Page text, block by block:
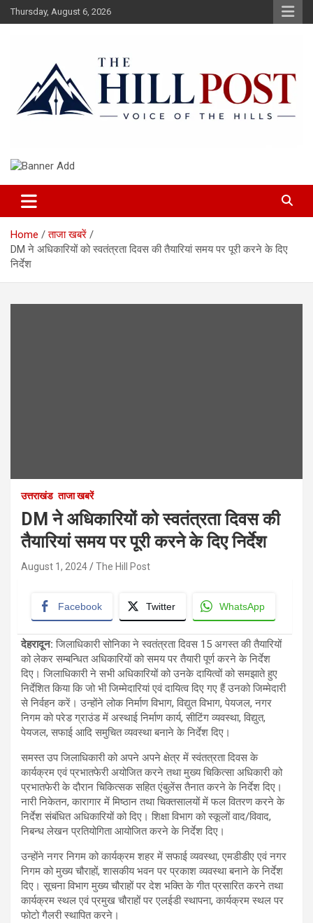
Skip
to
Thursday, August 6, 2026
The Hillpost
Home
ताजा खबरें
DM ने अधिकारियों को स्वतंत्रता दिवस की तैयारियां समय पर पूरी करने के दिए
निर्देश
उत्तराखंड ताजा खबरें
DM ने अधिकारियों को स्वतंत्रता दिवस की
तैयारियां समय पर पूरी करने के दिए निर्देश
August 1, 2024 The Hill Post
Facebook Twitter WhatsApp
देहरादून: जिलाधिकारी सोनिका ने स्वतंत्रता दिवस 15 अगस्त की तैयारियों
को लेकर सम्बन्धित अधिकारियों को समय पर तैयारी पूर्ण करने के निर्देश
दिए। जिलाधिकारी ने सभी अधिकारियों को उनके दायित्वों को समझाते हुए
निर्देशित किया कि जो भी जिम्मेदारियां एवं दायित्व दिए गए हैं उनको जिम्मेदारी
से निर्वहन करें। उन्होंने लोक निर्माण विभाग, विद्युत विभाग, पेयजल, नगर
निगम को परेड ग्राउंड में अस्थाई निर्माण कार्य, सीटिंग व्यवस्था, विद्युत,
पेयजल, सफाई आदि समुचित व्यवस्था बनाने के निर्देश दिए।
समस्त उप जिलाधिकारी को अपने अपने क्षेत्र में स्वंतत्रता दिवस के
कार्यक्रम एवं प्रभातफेरी अयोजित करने तथा मुख्य चिकित्सा अधिकारी को
प्रभातफेरी के दौरान चिकित्सक सहित एंबुलेंस तैनात करने के निर्देश दिए।
नारी निकेतन, कारागार में मिष्ठान तथा चिक्तसालयों में फल वितरण करने के
निर्देश संबंधित अधिकारियों को दिए। शिक्षा विभाग को स्कूलों वाद/विवाद,
निबन्ध लेखन प्रतियोगिता आयोजित करने के निर्देश दिए।
उन्होंने नगर निगम को कार्यक्रम शहर में सफाई व्यवस्था, एमडीडीए एवं नगर
निगम को मुख्य चौराहों, शासकीय भवन पर प्रकाश व्यवस्था बनाने के निर्देश
दिए। सूचना विभाग मुख्य चौराहों पर देश भक्ति के गीत प्रसारित करने तथा
कार्यक्रम स्थल एवं प्रमुख चौराहों पर एलईडी स्थापना, कार्यक्रम स्थल पर
फोटो गैलरी स्थापित करने।